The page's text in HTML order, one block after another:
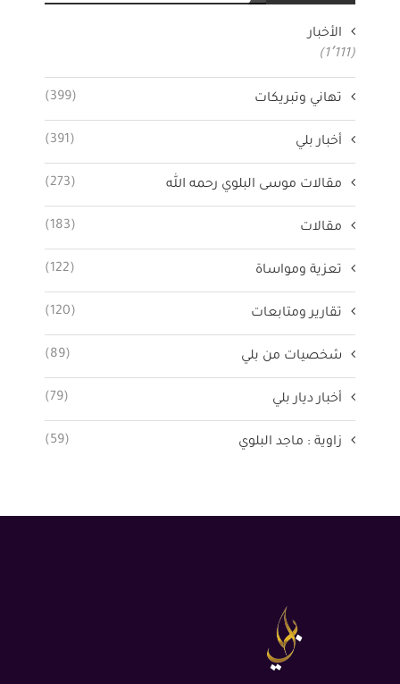
الأخبار
(1٬111)
تهاني وتبريكات (399)
أخبار بلي (391)
مقالات موسى البلوي رحمه الله (273)
مقالات (183)
تعزية ومواساة (122)
تقارير ومتابعات (120)
شخصيات من بلي (89)
أخبار ديار بلي (79)
زاوية : ماجد البلوي (59)